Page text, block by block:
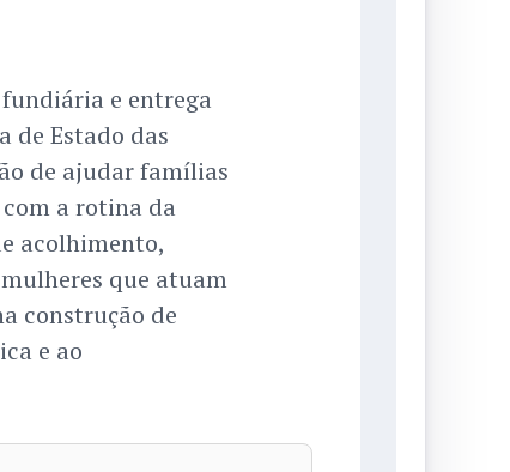
e entrega
de Estado das
de ajudar famílias
a rotina da
acolhimento,
que atuam
construção de
e ao